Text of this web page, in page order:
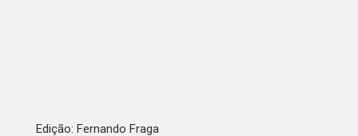
Edição: Fernando Fraga